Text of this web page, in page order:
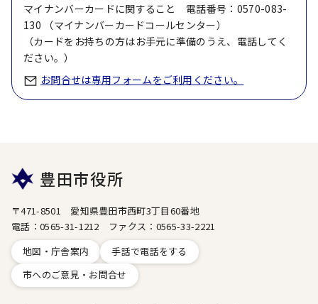
マイナンバーカードに関すること 電話番号：0570-083-
130 （マイナンバーカードコールセンター）
（カードをお持ちの方はお手元に準備のうえ、電話してく
ださい。）
お問合せは専用フォームをご利用ください。
豊田市役所
〒471-8501 愛知県豊田市西町3丁目60番地
電話：0565-31-1212 ファクス：0565-33-2221
地図・庁舎案内
手話で電話をする
市へのご意見・お問合せ